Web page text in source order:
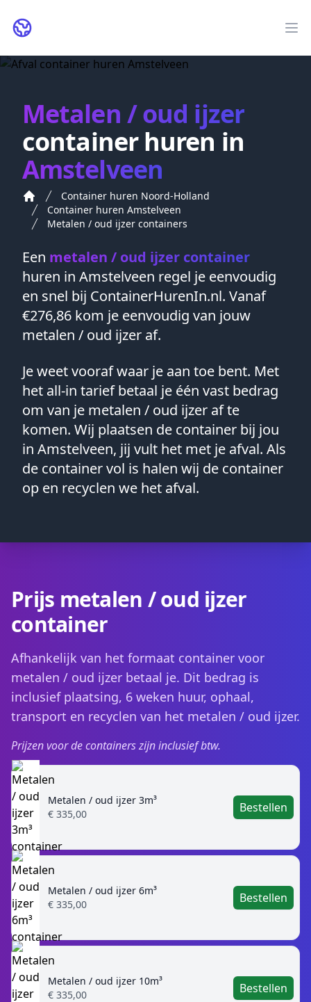
ContainerHurenIn.nl
Metalen / oud ijzer
container huren in
Amstelveen
Container huren Noord-Holland
Container huren Amstelveen
Metalen / oud ijzer containers
Een metalen / oud ijzer container
huren in Amstelveen regel je eenvoudig
en snel bij ContainerHurenIn.nl. Vanaf
€276,86 kom je eenvoudig van jouw
metalen / oud ijzer af.
Je weet vooraf waar je aan toe bent. Met
het all-in tarief betaal je één vast bedrag
om van je metalen / oud ijzer af te
komen. Wij plaatsen de container bij jou
in Amstelveen, jij vult het met je afval. Als
de container vol is halen wij de container
op en recyclen we het afval.
Prijs metalen / oud ijzer
container
Afhankelijk van het formaat container voor
metalen / oud ijzer betaal je. Dit bedrag is
inclusief plaatsing, 6 weken huur, ophaal,
transport en recyclen van het metalen / oud ijzer.
Prijzen voor de containers zijn inclusief btw.
Metalen / oud ijzer 3m³
€ 335,00
Bestellen
Metalen / oud ijzer 6m³
€ 335,00
Bestellen
Metalen / oud ijzer 10m³
€ 335,00
Bestellen